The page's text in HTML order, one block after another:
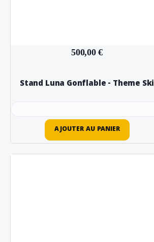
500,00 €
Stand Luna Gonflable - Theme Ski
AJOUTER AU PANIER